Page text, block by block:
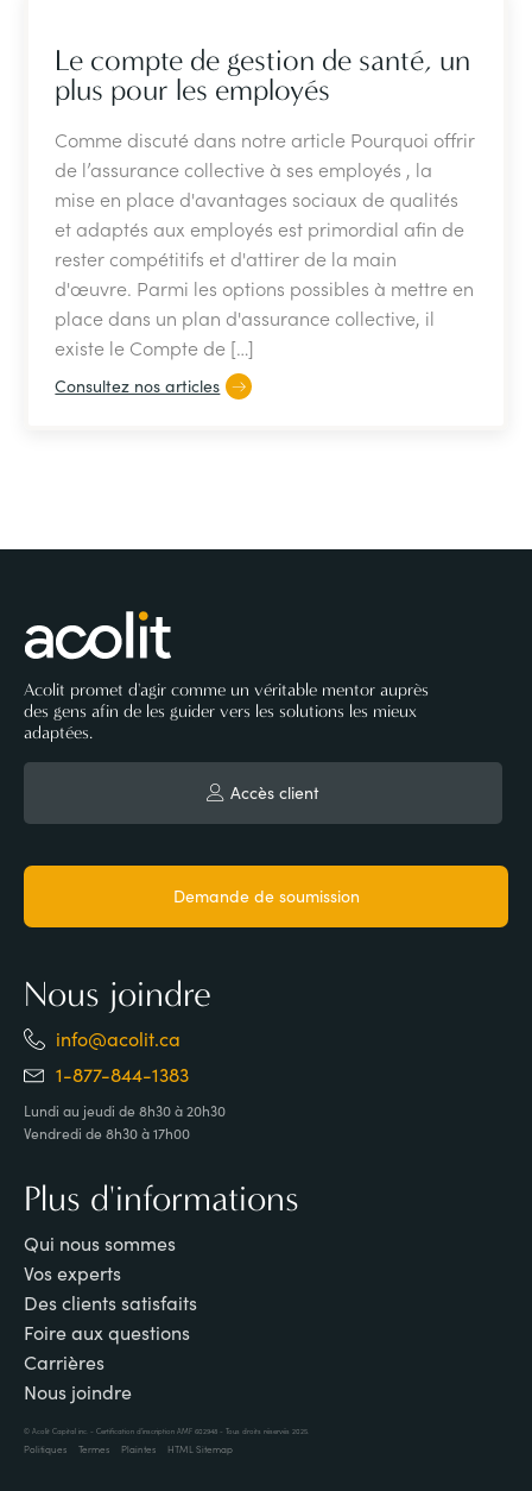
Le compte de gestion de santé, un
plus pour les employés
Comme discuté dans notre article Pourquoi offrir
de l’assurance collective à ses employés , la
mise en place d'avantages sociaux de qualités
et adaptés aux employés est primordial afin de
rester compétitifs et d'attirer de la main
d'œuvre. Parmi les options possibles à mettre en
place dans un plan d'assurance collective, il
existe le Compte de […]
Consultez nos articles
Acolit promet d'agir comme un véritable mentor auprès
des gens afin de les guider vers les solutions les mieux
adaptées.
Accès client
Demande de soumission
Nous joindre
info@acolit.ca
1-877-844-1383
Lundi au jeudi de 8h30 à 20h30
Vendredi de 8h30 à 17h00
Plus d'informations
Qui nous sommes
Vos experts
Des clients satisfaits
Foire aux questions
Carrières
Nous joindre
© Acolit Capital inc. - Certification d'inscription AMF 602948 - Tous droits réservés 2025
Politiques Termes Plaintes HTML Sitemap